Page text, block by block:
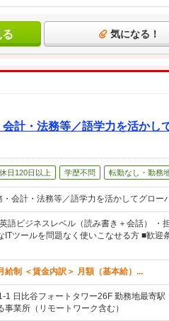
気になる！
計・法務等／語学力を活かし
日120日以上 学歴不問 転勤なし・勤務
会計・法務等／語学力を活かしてグロー
語ビジネスレベル（読み書き＋会話） ・
ツールを問題なく使いこなせる方 ■歓
給制 ＜賃金内訳＞ 月額（基本給）...
1 日比谷フォートタワー26F 勤務地最寄
業所（リモートワーク含む）